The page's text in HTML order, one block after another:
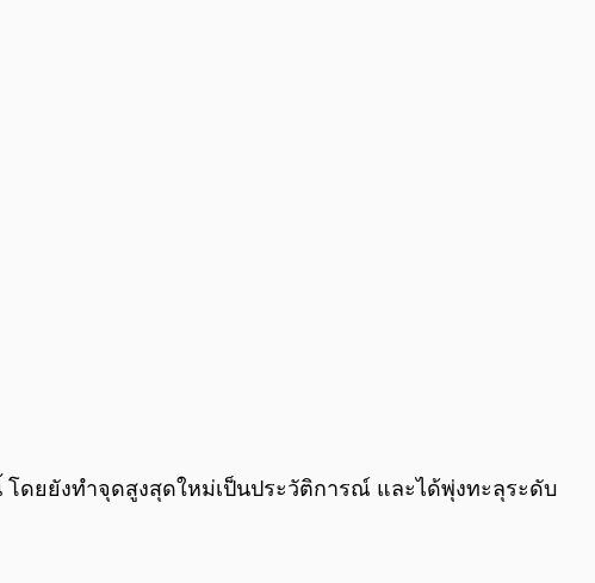
0:00/
ดยยังทำจุดสูงสุดใหม่เป็นประวัติการณ์ และได้พุ่งทะลุระดับ